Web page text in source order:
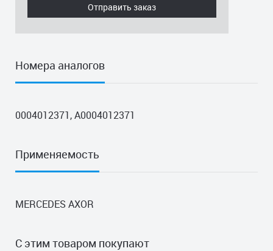
Отправить заказ
Номера аналогов
0004012371, A0004012371
Применяемость
MERCEDES AXOR
С этим товаром покупают